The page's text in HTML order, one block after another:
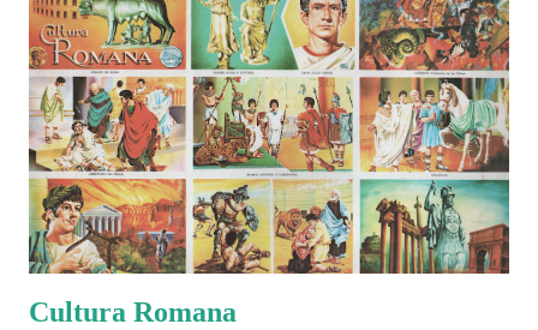
busca decir únicamente quién ganó o quién perdió. Busca responder si
este Mundial marcó un antes y un después en la forma de entender el
deporte, la identidad nacional, la globalización, la comercialización y
el papel del fútbol como reflejo de nuestras sociedades . Son 230
páginas de análisis, ilustraciones originales y ...
Cultura Romana